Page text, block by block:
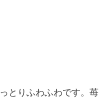
とりふわふわです。苺